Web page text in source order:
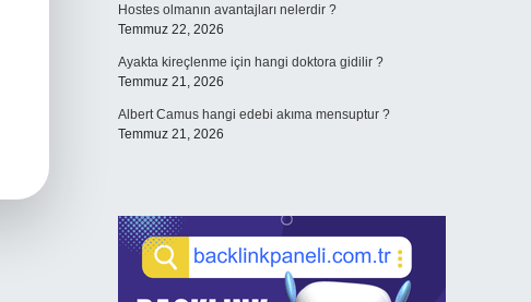
Hostes olmanın avantajları nelerdir ?
Temmuz 22, 2026
Ayakta kireçlenme için hangi doktora gidilir ?
Temmuz 21, 2026
Albert Camus hangi edebi akıma mensuptur ?
Temmuz 21, 2026